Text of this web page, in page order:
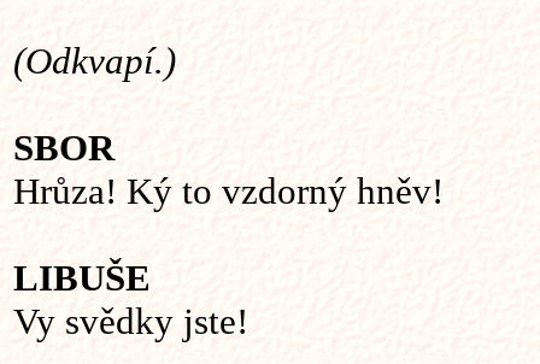
(Odkvapí.)
SBOR
Hrůza! Ký to vzdorný hněv!
LIBUŠE
Vy svědky jste!